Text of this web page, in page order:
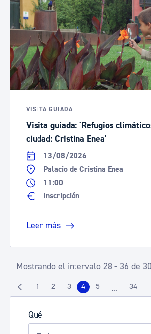
Qué
VISITA GUIADA
Visita guiada: 'Refugios
ciudad: Cristina Enea'
13/08/2026
Palacio de Cristina Enea
11:00
Inscripción
Leer más
Mostrando el intervalo 28 - 36 de
Página
1 Página
2 Página
3 Página
4 Página
5 ...Páginas
34